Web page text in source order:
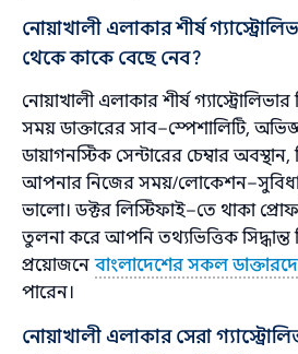
নোয়াখালী এলাকার শীর্ষ
থেকে কাকে বেছে নেব?
নোয়াখালী এলাকার শীর্ষ
সময় ডাক্তারের সাব–স্পেশালিটি,
ডায়াগনস্টিক সেন্টারের চেম্বার
আপনার নিজের সময়/লোকেশন–সুবিধা
ভালো। ডক্টর লিস্টিফাই–তে থাকা
তুলনা করে আপনি তথ্যভিত্তিক সিদ্ধান্ত
প্রয়োজনেবাংলাদেশের সকল
পারেন।
নোয়াখালী এলাকার সেরা